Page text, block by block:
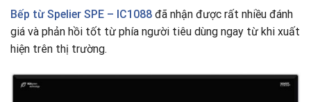
Bếp từ Spelier SPE – IC1088 đã nhận được rất nhiều đánh
giá và phản hồi tốt từ phía người tiêu dùng ngay từ khi xuất
hiện trên thị trường.